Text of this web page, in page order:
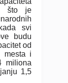
što je
svi
budu
od
mesta i
miliona
1,5